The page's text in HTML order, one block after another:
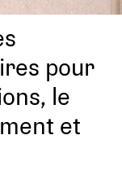
pour
le
et